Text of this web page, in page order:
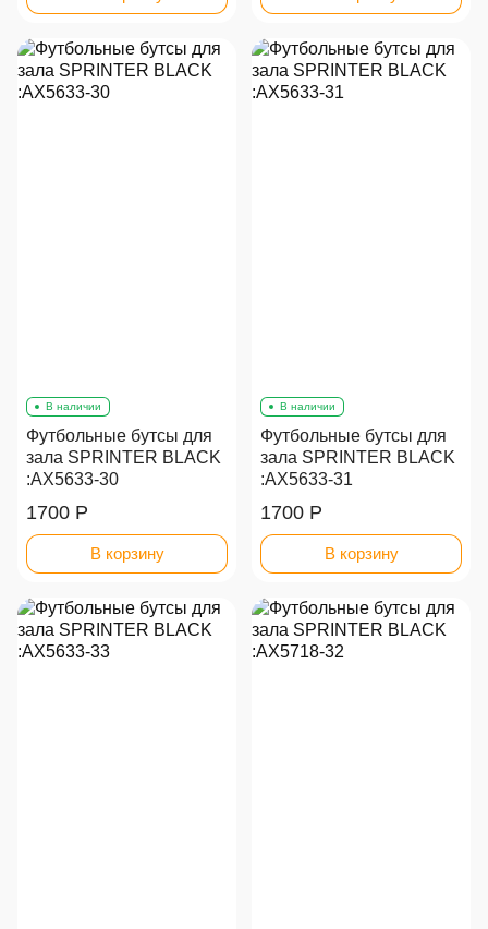
В наличии
Футбольные бутсы для
зала SPRINTER BLACK
:AX5633-30
1700 Р
В корзину
В наличии
Футбольные бутсы для
зала SPRINTER BLACK
:AX5633-31
1700 Р
В корзину